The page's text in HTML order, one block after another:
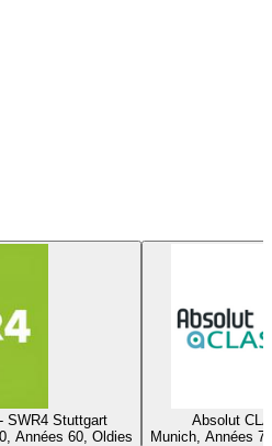
SWR4 Stuttgart
Années 60, Oldies
Absolut
Munich, Années